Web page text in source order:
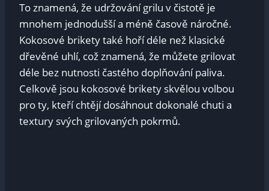
To znamená, že udržování grilu v čistotě je
mnohem jednodušší a méně časově náročné.
Kokosové brikety také hoří déle než klasické
dřevěné uhlí, což znamená, že můžete grilovat
déle bez nutnosti častého doplňování paliva.
Celkově jsou kokosové brikety skvělou volbou
pro ty, kteří chtějí dosáhnout dokonalé chuti a
textury svých grilovaných pokrmů.